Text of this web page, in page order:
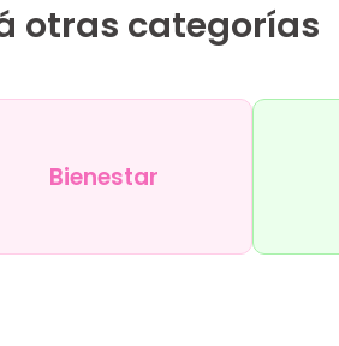
otras categorías
Bienestar